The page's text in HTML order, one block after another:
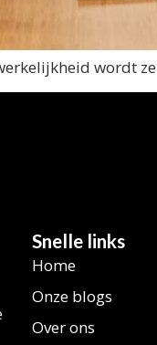
wordt
Snelle links
Home
Onze blogs
Over ons